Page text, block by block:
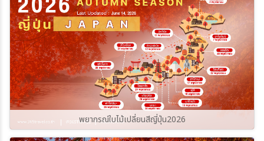
พยากรณ์ใบไม้เปลี่ยนสีญี่ปุ่น2026